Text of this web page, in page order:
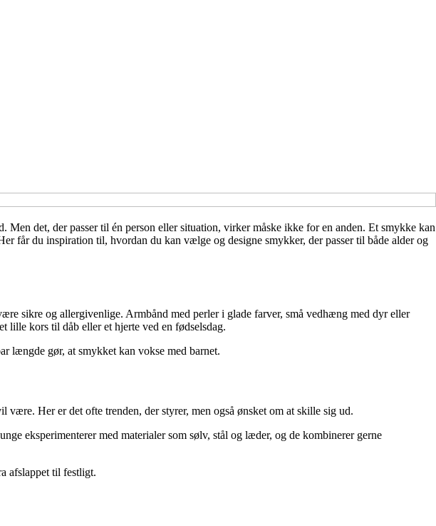
det, der passer til én person eller situation, virker måske ikke for en anden. Et smykke kan
får du inspiration til, hvordan du kan vælge og designe smykker, der passer til både alder og
sikre og allergivenlige. Armbånd med perler i glade farver, små vedhæng med dyr eller
lille kors til dåb eller et hjerte ved en fødselsdag.
længde gør, at smykket kan vokse med barnet.
Her er det ofte trenden, der styrer, men også ønsket om at skille sig ud.
eksperimenterer med materialer som sølv, stål og læder, og de kombinerer gerne
afslappet til festligt.